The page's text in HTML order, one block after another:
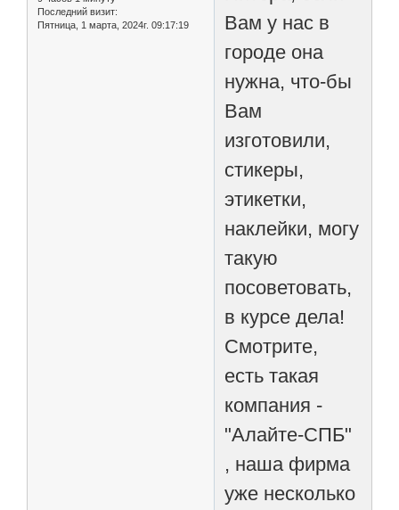
Последний визит:
Пятница, 1 марта, 2024г. 09:17:19
Вам у нас в
городе она
нужна, что-бы
Вам
изготовили,
стикеры,
этикетки,
наклейки, могу
такую
посоветовать,
в курсе дела!
Смотрите,
есть такая
компания -
"Алайте-СПБ"
, наша фирма
уже несколько